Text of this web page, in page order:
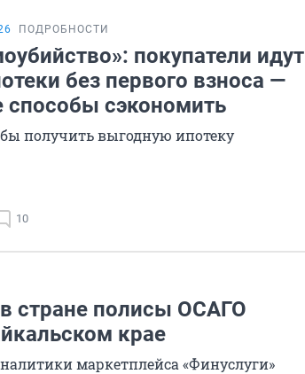
ПОДРОБНОСТИ
покупатели идут
без первого взноса —
способы сэкономить
получить выгодную ипотеку
10
стране полисы ОСАГО
крае
маркетплейса «Финуслуги»